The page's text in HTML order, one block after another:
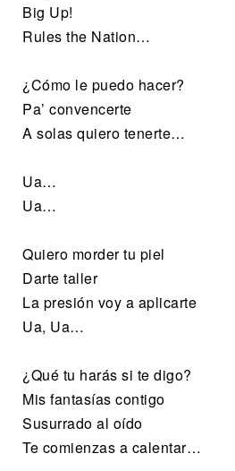
Big Up!
Rules the Nation…
¿Cómo le puedo hacer?
Pa’ convencerte
A solas quiero tenerte…
Ua…
Ua…
Quiero morder tu piel
Darte taller
La presión voy a aplicarte
Ua, Ua…
¿Qué tu harás si te digo?
Mis fantasías contigo
Susurrado al oído
Te comienzas a calentar…